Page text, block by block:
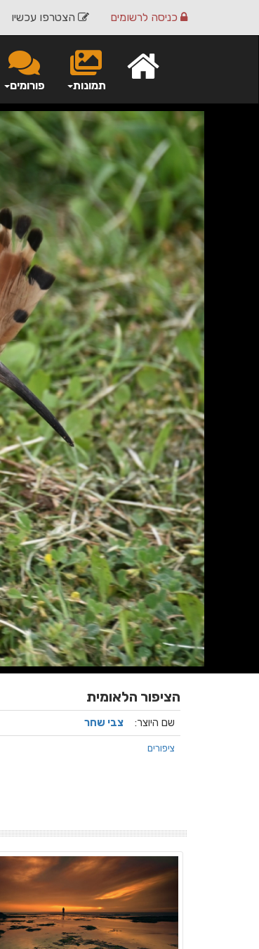
הצטרפו עכשיו כניסה לרשומים
פורומים תמונות
הציפור הלאומית
שם היוצר: צבי שחר
ציפורים